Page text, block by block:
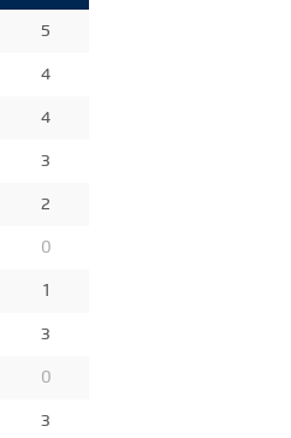
5
4
4
3
2
0
1
3
0
3